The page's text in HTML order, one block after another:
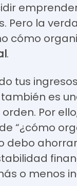
Pero la
cómo
.
tus
es
Por
“¿cómo
debo
o menos